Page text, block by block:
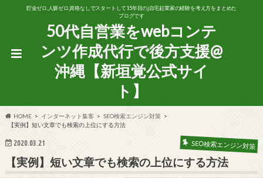
貯金ゼロ,人脈ゼロ,資格なしでスタートして15年目のj自宅起業家の経験を考え方をまとめた
ブログです
50代自営業をwebコンテ
ンツ作成代行で後方支援@
沖縄【新垣覚公式サイ
ト】
HOME インターネット集客
SEO検索エンジン対策
【実例】短い文章でも検索の上位にする方法
2020.03.21 SEO検索エンジン対策
【実例】短い文章でも検索の上位にする方法